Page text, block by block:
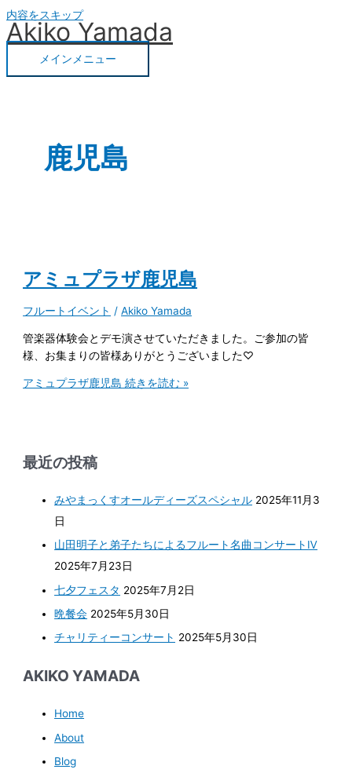
内容をスキップ
Akiko Yamada
メインメニュー
鹿児島
アミュプラザ鹿児島
フルートイベント /Akiko Yamada
管楽器体験会とデモ演させていただきました。ご参加の皆
様、お集まりの皆様ありがとうございました♡
アミュプラザ鹿児島 続きを読む »
最近の投稿
みやまっくすオールディーズスペシャル 2025年11月3
日
山田明子と弟子たちによるフルート名曲コンサートⅣ
2025年7月23日
七夕フェスタ 2025年7月2日
晩餐会 2025年5月30日
チャリティーコンサート 2025年5月30日
AKIKO YAMADA
Home
About
Blog